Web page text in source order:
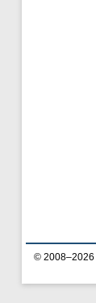
© 2008–2026